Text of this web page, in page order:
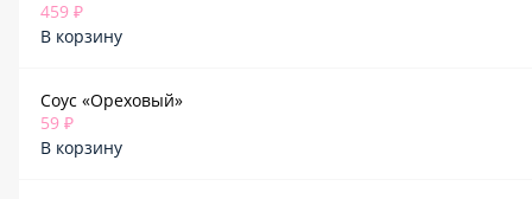
459 ₽
В корзину
Соус «Ореховый»
59 ₽
В корзину